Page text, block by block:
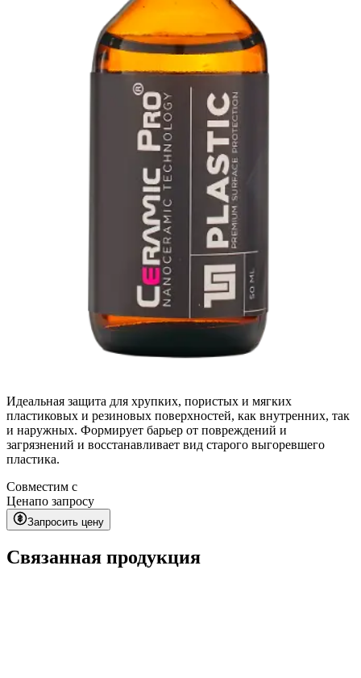
Идеальная защита для хрупких, пористых и мягких
пластиковых и резиновых поверхностей, как внутренних, так
и наружных. Формирует барьер от повреждений и
загрязнений и восстанавливает вид старого выгоревшего
пластика.
Совместим с
Ценапо запросу
Запросить цену
Связанная продукция